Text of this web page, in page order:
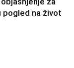
pogled na život